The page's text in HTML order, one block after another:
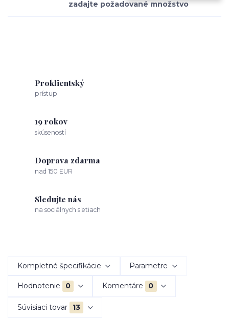
Proklientský
prístup
19 rokov
skúseností
Doprava zdarma
nad 150 EUR
Sledujte nás
na sociálnych sietiach
Kompletné špecifikácie Parametre
Hodnotenie 0 Komentáre 0
Súvisiaci tovar 13